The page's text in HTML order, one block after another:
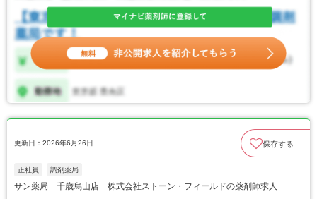
更新日：2026年6月26日 保存する
正社員 調剤薬局
サン薬局 千歳烏山店 株式会社ストーン・フィールドの薬剤師求人